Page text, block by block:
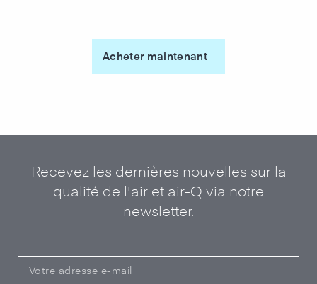
Acheter maintenant
Recevez les dernières nouvelles sur la
qualité de l'air et air-Q via notre
newsletter.